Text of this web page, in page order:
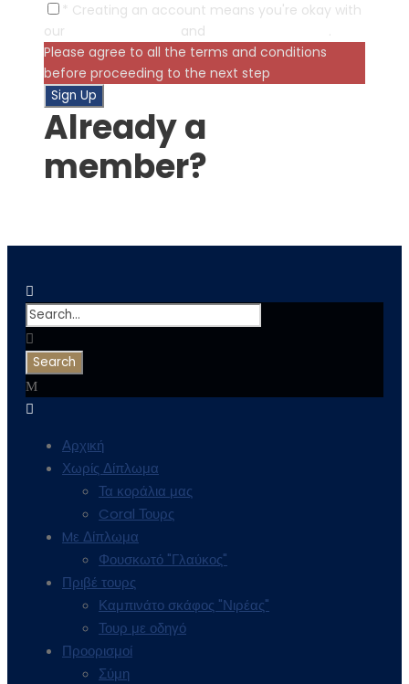
* Creating an account means you're okay with
our
and
.
Please agree to all the terms and conditions
before proceeding to the next step
Already a
member?
Αρχική
Χωρίς Δίπλωμα
Τα κοράλια μας
Coral Τουρς
Mε Δίπλωμα
Φουσκωτό "Γλαύκος"
Πριβέ τουρς
Καμπινάτο σκάφος "Νιρέας"
Τουρ με οδηγό
Προορισμοί
Σύμη